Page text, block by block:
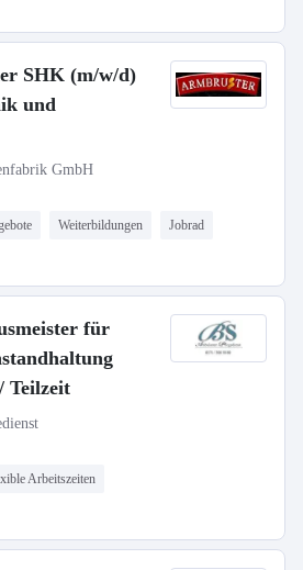
SHK (m/w/d)
und
GmbH
Weiterbildungen Jobrad
für
Teilzeit
Arbeitszeiten